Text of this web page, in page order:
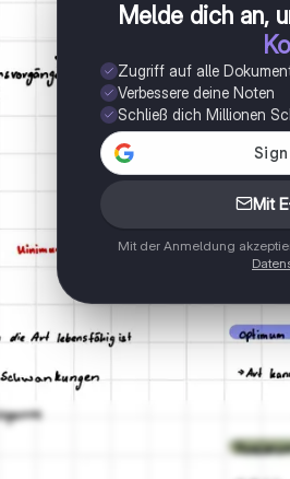
Melde dich an,
Zugriff auf alle
Verbessere deine Noten
Schließ dich Millionen
Mit
Mit der Anmeldung